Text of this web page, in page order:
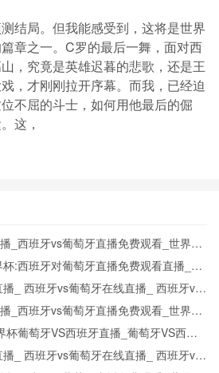
结局。但我能感受到，这将是世界
章之一。C罗的最后一舞，面对西
，究竟是英雄迟暮的悲歌，还是王
，才刚刚拉开序幕。而我，已经迫
不屈的斗士，如何用他最后的倔
这，
_西班牙vs葡萄牙直播免费观看_世界杯
线观看高清视频直播
:西班牙对葡萄牙直播免费观看直播_世
线观看高清无插件
_ 西班牙vs葡萄牙在线直播_ 西班牙vs
直播网
_西班牙vs葡萄牙直播免费观看_世界杯
线观看高清视频直播
杯葡萄牙VS西班牙直播_葡萄牙VS西班
_ 西班牙vs葡萄牙在线直播_ 西班牙vs